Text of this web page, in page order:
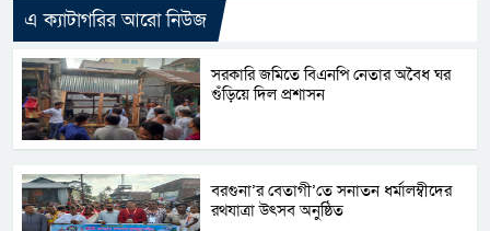
এ ক্যাটাগরির আরো নিউজ
সরকারি জমিতে বিএনপি নেতার অবৈধ ঘর
গুঁড়িয়ে দিল প্রশাসন
বরগুনা’র বেতাগী’তে সনাতন ধর্মালম্বীদের
রথযাত্রা উৎসব অনুষ্ঠিত